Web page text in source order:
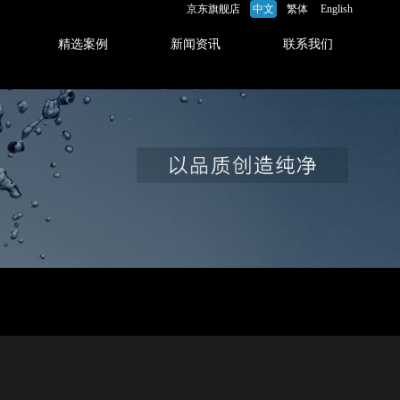
京东旗舰店 中文 繁体 English
精选案例 新闻资讯 联系我们